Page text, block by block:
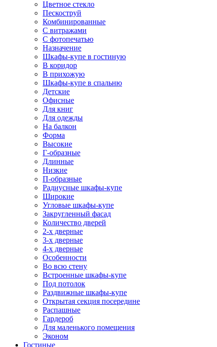
Цветное стекло
Пескоструй
Комбинированные
С витражами
С фотопечатью
Назначение
Шкафы-купе в гостиную
В коридор
В прихожую
Шкафы-купе в спальню
Детские
Офисные
Для книг
Для одежды
На балкон
Форма
Высокие
Г-образные
Длинные
Низкие
П-образные
Радиусные шкафы-купе
Широкие
Угловые шкафы-купе
Закругленный фасад
Количество дверей
2-х дверные
3-х дверные
4-х дверные
Особенности
Во всю стену
Встроенные шкафы-купе
Под потолок
Раздвижные шкафы-купе
Открытая секция посередине
Распашные
Гардероб
Для маленького помещения
Эконом
Гостиные